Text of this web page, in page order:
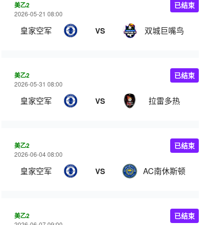
美乙2
2026-05-21 08:00
皇家空军 VS 双城巨嘴鸟
已结束
美乙2
2026-05-31 08:00
皇家空军 VS 拉雷多热
已结束
美乙2
2026-06-04 08:00
皇家空军 VS AC南休斯顿
已结束
美乙2 已结束